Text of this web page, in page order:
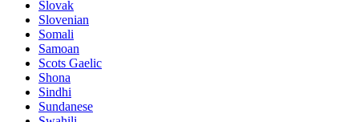
Slovak
Slovenian
Somali
Samoan
Scots Gaelic
Shona
Sindhi
Sundanese